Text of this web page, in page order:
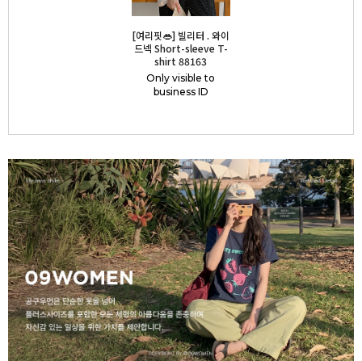
[여리핏👄] 빌리터 . 와이
드넥 Short-sleeve T-
shirt 88163
Only visible to
business ID